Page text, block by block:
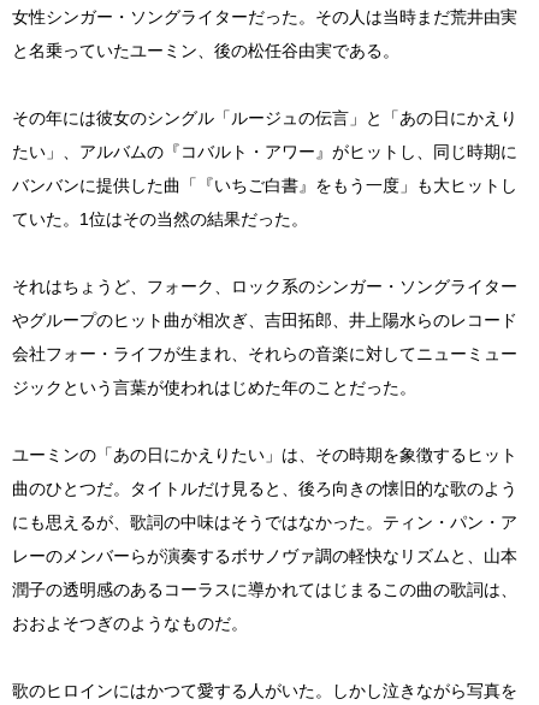
女性シンガー・ソングライターだった。その人は当時まだ荒井由実
と名乗っていたユーミン、後の松任谷由実である。
その年には彼女のシングル「ルージュの伝言」と「あの日にかえり
たい」、アルバムの『コバルト・アワー』がヒットし、同じ時期に
バンバンに提供した曲「『いちご白書』をもう一度」も大ヒットし
ていた。1位はその当然の結果だった。
それはちょうど、フォーク、ロック系のシンガー・ソングライター
やグループのヒット曲が相次ぎ、吉田拓郎、井上陽水らのレコード
会社フォー・ライフが生まれ、それらの音楽に対してニューミュー
ジックという言葉が使われはじめた年のことだった。
ユーミンの「あの日にかえりたい」は、その時期を象徴するヒット
曲のひとつだ。タイトルだけ見ると、後ろ向きの懐旧的な歌のよう
にも思えるが、歌詞の中味はそうではなかった。ティン・パン・ア
レーのメンバーらが演奏するボサノヴァ調の軽快なリズムと、山本
潤子の透明感のあるコーラスに導かれてはじまるこの曲の歌詞は、
おおよそつぎのようなものだ。
歌のヒロインにはかつて愛する人がいた。しかし泣きながら写真を